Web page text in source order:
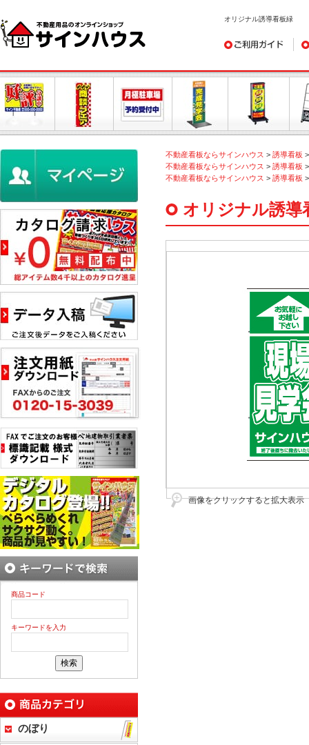
オリジナル誘導看板緑
ご利用ガイド デ
不動産看板ならサインハウス > 誘導看板
不動産看板ならサインハウス > 誘導看板
不動産看板ならサインハウス > 誘導看板
オリジナル誘導
画像をクリックすると拡大表示
商品コード
キーワードを入力
のぼり